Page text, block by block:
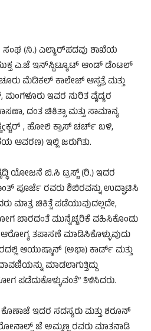
ಸಂಘ (ನಿ.) ಎಲ್ಯಾರ್‌ಪದವು ಶಾಖೆಯ
ಎ.ಜೆ ಇನ್‌ಸ್ಟಿಟ್ಯೂಟ್ ಆಂಡ್‌ ಡೆಂಟಲ್
ಮೆಡಿಕಲ್ ಕಾಲೇಜ್ ಆಸ್ಪತ್ರೆ ಮತ್ತು
ಇವರ ನುರಿತ ವೈದ್ಯರ
ದಂತ ಚಿಕಿತ್ಸಾ ಮತ್ತು ಸಾಮಾನ್ಯ
, ಹೋಲಿ ಕ್ರಾಸ್ ಚರ್ಚ್ ಬಳಿ,
ಆವರಣ) ಇಲ್ಲಿ ಜರುಗಿತು.
ಯೋಜನೆ ಬಿ.ಸಿ ಟ್ರಸ್ಟ್ (ರಿ.) ಇದರ
ಪೂರ್ಜೆ ರವರು ಶಿಬಿರವನ್ನು ಉದ್ಘಾಟಿಸಿ
ಮಾತ್ರ ಚಿಕಿತ್ಸೆ ಪಡೆಯುವುದಲ್ಲದೇ,
ಬಾರದಂತೆ ಮುನ್ನೆಚ್ಚರಿಕೆ ವಹಿಸಿಕೊಂಡು
ತಪಾಸಣೆ ಮಾಡಿಸಿಕೊಳ್ಳುವುದು
ಆಯುಷ್ಮಾನ್ (ಅಭಾ) ಕಾರ್ಡ್ ಮತ್ತು
ಮಾಡಲಾಗುತ್ತಿದ್ದು
ಪಡೆದುಕೊಳ್ಳುವಂತೆ” ತಿಳಿಸಿದರು.
ಇದರ ಸದಸ್ಯರು ಮತ್ತು ಶರೂನ್
ಜೆ ಅಮ್ಮಣ್ಣ ರವರು ಮಾತನಾಡಿ